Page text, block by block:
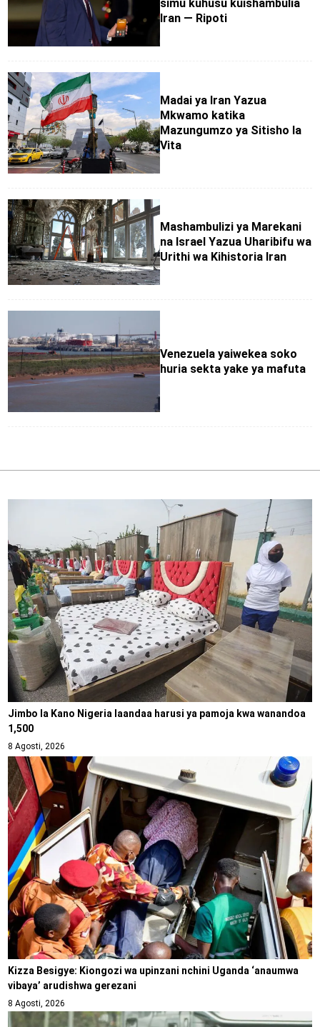
simu kuhusu kuishambulia
Iran — Ripoti
Madai ya Iran Yazua
Mkwamo katika
Mazungumzo ya Sitisho la
Vita
Mashambulizi ya Marekani
na Israel Yazua Uharibifu wa
Urithi wa Kihistoria Iran
Venezuela yaiwekea soko
huria sekta yake ya mafuta
Jimbo la Kano Nigeria laandaa harusi ya pamoja kwa wanandoa
1,500
8 Agosti, 2026
Kizza Besigye: Kiongozi wa upinzani nchini Uganda ‘anaumwa
vibaya’ arudishwa gerezani
8 Agosti, 2026